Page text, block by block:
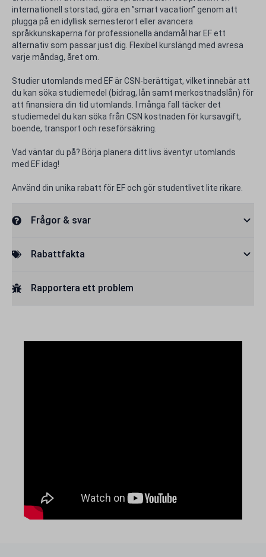
internationell storstad, göra en ”smart vacation” genom att
plugga på en idyllisk semesterort eller avancera
språkkunskaperna för professionella ändamål har EF ett
alternativ som passar just dig. Flexibel kurslängd med avresa
varje måndag, året om.
Studier utomlands med EF är CSN-berättigat, vilket innebär att
du kan söka studiemedel (bidrag, lån samt merkostnadslån) för
att finansiera din tid utomlands. I många fall täcker det
studiemedel du kan söka från CSN kostnaden för kursavgift,
boende, transport och reseförsäkring.
Vad väntar du på? Börja planera ditt livs äventyr utomlands
med EF idag!
Använd din unika rabatt för EF och gör studentlivet lite rikare.
Frågor & svar
Rabattfakta
Rapportera ett problem